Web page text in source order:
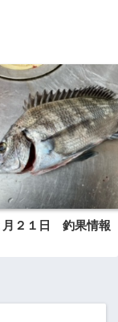
月２１日 釣果情報